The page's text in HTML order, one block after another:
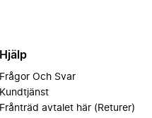
Hjälp
Frågor Och Svar
Kundtjänst
Frånträd avtalet här (Returer)